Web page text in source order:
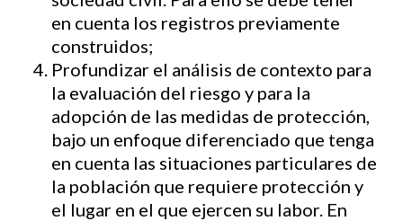
en cuenta los registros previamente
construidos;
Profundizar el análisis de contexto para
la evaluación del riesgo y para la
adopción de las medidas de protección,
bajo un enfoque diferenciado que tenga
en cuenta las situaciones particulares de
la población que requiere protección y
el lugar en el que ejercen su labor. En